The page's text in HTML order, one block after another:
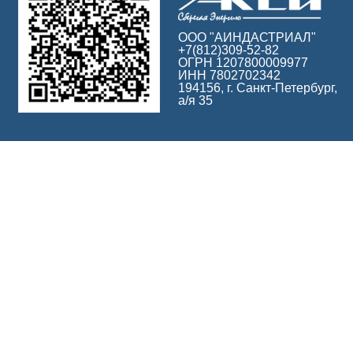
ООО "АИНДАСТРИАЛ"
+7(812)309-52-82
ОГРН 1207800009977
ИНН 7802702342
194156, г. Санкт-Петербург,
а/я 35